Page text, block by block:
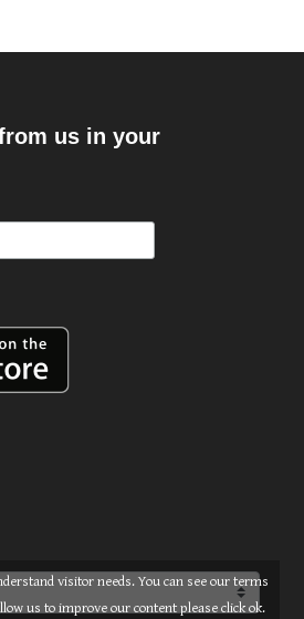
us in your
About Terms
visitor needs. You can see our terms
us to improve our content please click ok.